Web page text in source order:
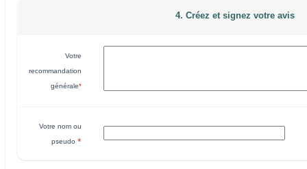
4. Créez et signez votre avis
Votre
recommandation
générale*
Votre nom ou
pseudo *